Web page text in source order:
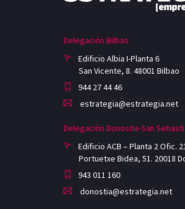
Delegación Bilbao
Edificio Albia I-Planta 6
San Vicente, 8. 48001 Bilbao
944 27 44 46
estrategia@estrategia.net
Delegación Donostia-San
Edificio ACB – Planta 2 Ofic.
Portuetxe Bidea, 51. 20018
943 011 160
donostia@estrategia.net